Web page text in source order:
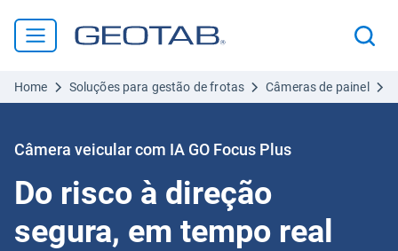
Home Soluções para gestão de frotas Câmeras de painel
Câmera veicular com IA GO Focus Plus
Do risco à direção
segura, em tempo real